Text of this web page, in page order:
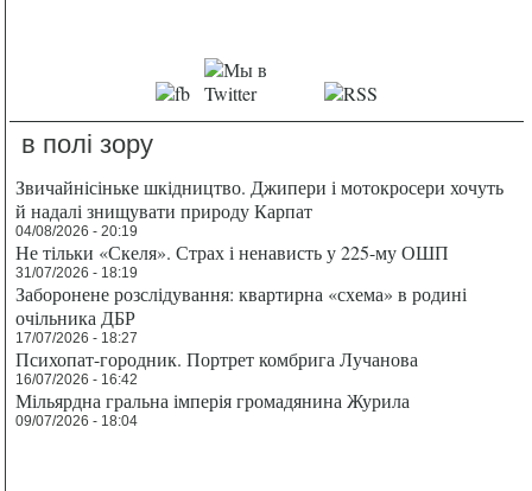
в полі зору
Звичайнісіньке шкідництво. Джипери і мотокросери хочуть
й надалі знищувати природу Карпат
04/08/2026 - 20:19
Не тільки «Скеля». Страх і ненависть у 225-му ОШП
31/07/2026 - 18:19
Заборонене розслідування: квартирна «схема» в родині
очільника ДБР
17/07/2026 - 18:27
Психопат-городник. Портрет комбрига Лучанова
16/07/2026 - 16:42
Мільярдна гральна імперія громадянина Журила
09/07/2026 - 18:04